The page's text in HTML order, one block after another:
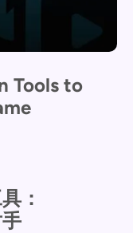
Tools to
：